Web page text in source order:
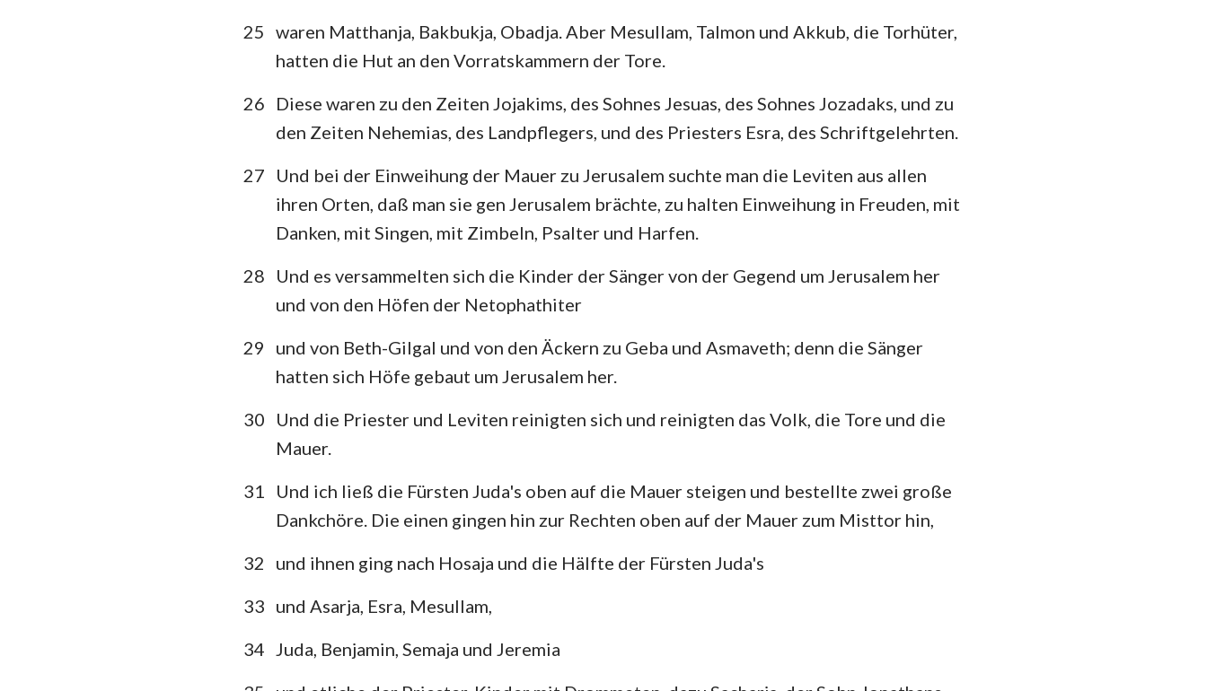
25 waren Matthanja, Bakbukja, Obadja. Aber Mesullam, Talmon und Akkub, die Torhüter,
hatten die Hut an den Vorratskammern der Tore.
26
Diese waren zu den Zeiten Jojakims, des Sohnes Jesuas, des Sohnes Jozadaks, und zu
den Zeiten Nehemias, des Landpflegers, und des Priesters Esra, des Schriftgelehrten.
27
Und bei der Einweihung der Mauer zu Jerusalem suchte man die Leviten aus allen
ihren Orten, daß man sie gen Jerusalem brächte, zu halten Einweihung in Freuden, mit
Danken, mit Singen, mit Zimbeln, Psalter und Harfen.
28
Und es versammelten sich die Kinder der Sänger von der Gegend um Jerusalem her
und von den Höfen der Netophathiter
29
und von Beth-Gilgal und von den Äckern zu Geba und Asmaveth; denn die Sänger
hatten sich Höfe gebaut um Jerusalem her.
30
Und die Priester und Leviten reinigten sich und reinigten das Volk, die Tore und die
Mauer.
31
Und ich ließ die Fürsten Juda's oben auf die Mauer steigen und bestellte zwei große
Dankchöre. Die einen gingen hin zur Rechten oben auf der Mauer zum Misttor hin,
32
und ihnen ging nach Hosaja und die Hälfte der Fürsten Juda's
33 und Asarja, Esra, Mesullam,
34 Juda, Benjamin, Semaja und Jeremia